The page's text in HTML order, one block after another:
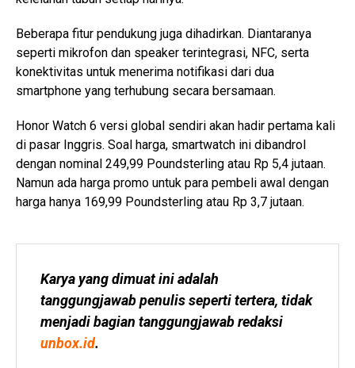
Beberapa fitur pendukung juga dihadirkan. Diantaranya
seperti mikrofon dan speaker terintegrasi, NFC, serta
konektivitas untuk menerima notifikasi dari dua
smartphone yang terhubung secara bersamaan.
Honor Watch 6 versi global sendiri akan hadir pertama kali
di pasar Inggris. Soal harga, smartwatch ini dibandrol
dengan nominal 249,99 Poundsterling atau Rp 5,4 jutaan.
Namun ada harga promo untuk para pembeli awal dengan
harga hanya 169,99 Poundsterling atau Rp 3,7 jutaan.
Karya yang dimuat ini adalah
tanggungjawab penulis seperti tertera, tidak
unbox.id.